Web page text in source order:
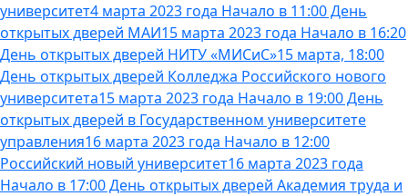
университет4 марта 2023 года Начало в 11:00 День
открытых дверей МАИ15 марта 2023 года Начало в 16:20
День открытых дверей НИТУ «МИСиС»15 марта, 18:00
День открытых дверей Колледжа Российского нового
университета15 марта 2023 года Начало в 19:00 День
открытых дверей в Государственном университете
управления16 марта 2023 года Начало в 12:00
Российский новый университет16 марта 2023 года
Начало в 17:00 День открытых дверей Академия труда и